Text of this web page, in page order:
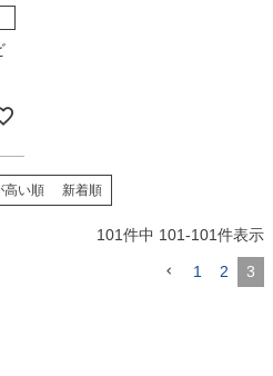
高い順 新着順
101件中 101-101件表示
1 2 3